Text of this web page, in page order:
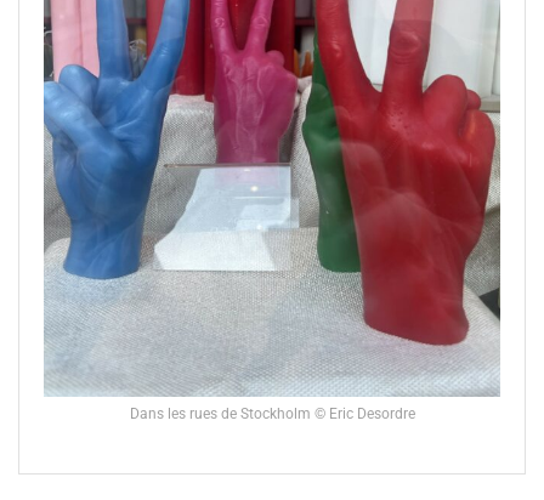
Dans les rues de Stockholm © Eric Desordre